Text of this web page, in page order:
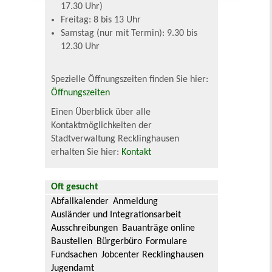
17.30 Uhr)
Freitag: 8 bis 13 Uhr
Samstag (nur mit Termin): 9.30 bis
12.30 Uhr
Spezielle Öffnungszeiten finden Sie hier:
Öffnungszeiten
Einen Überblick über alle
Kontaktmöglichkeiten der
Stadtverwaltung Recklinghausen
erhalten Sie hier: Kontakt
Oft gesucht
Abfallkalender Anmeldung
Ausländer und Integrationsarbeit
Ausschreibungen Bauanträge online
Baustellen Bürgerbüro Formulare
Fundsachen Jobcenter Recklinghausen
Jugendamt